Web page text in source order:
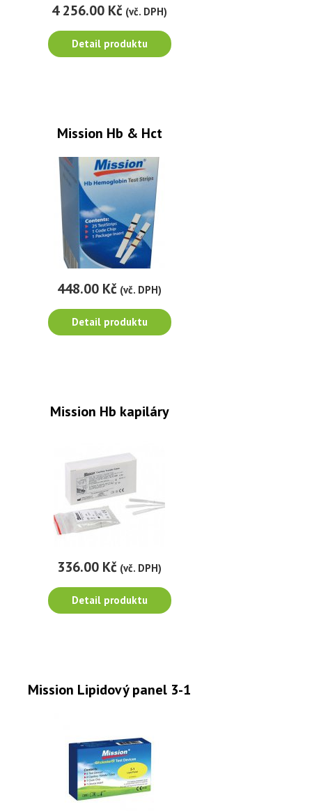
4 256.00 Kč (vč. DPH)
Detail produktu
Mission Hb & Hct
448.00 Kč (vč. DPH)
Detail produktu
Mission Hb kapiláry
336.00 Kč (vč. DPH)
Detail produktu
Mission Lipidový panel 3-1